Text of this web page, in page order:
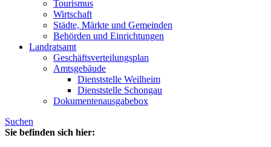
Tourismus
Wirtschaft
Städte, Märkte und Gemeinden
Behörden und Einrichtungen
Landratsamt
Geschäftsverteilungsplan
Amtsgebäude
Dienststelle Weilheim
Dienststelle Schongau
Dokumentenausgabebox
Suchen
Sie befinden sich hier: